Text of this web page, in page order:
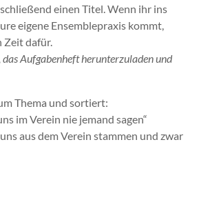
einen Titel. Wenn ihr ins
eigene Ensemblepraxis kommt,
Zeit dafür.
das Aufgabenheft herunterzuladen und
Thema und sortiert:
im Verein nie jemand sagen“
aus dem Verein stammen und zwar